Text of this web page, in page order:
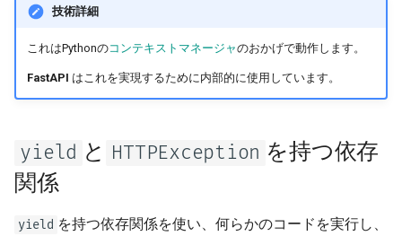
技術詳細
これはPythonのコンテキストマネージャのおかげで動作します。
FastAPI はこれを実現するために内部的に使用しています。
yield と HTTPException を持つ依存
関係
yield を持つ依存関係を使い、何らかのコードを実行し、